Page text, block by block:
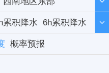
华中 西藏 新疆
累积降水 6h累积降水
达反射率
概率预报